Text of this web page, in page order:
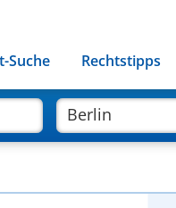
Suche Rechtstipps